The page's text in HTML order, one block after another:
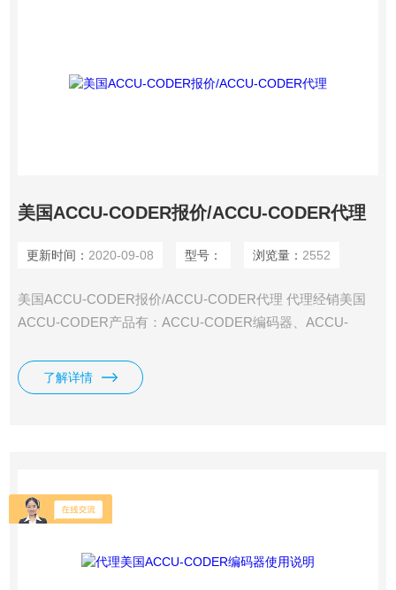
美国ACCU-CODER报价/ACCU-CODER代理
更新时间： 2020-09-08 型号： 浏览量： 2552
美国ACCU-CODER报价/ACCU-CODER代理 代理经销美国
ACCU-CODER产品有：ACCU-CODER编码器、ACCU-
CODER光电编码器、ACCU-CODER线性编码器。
了解详情